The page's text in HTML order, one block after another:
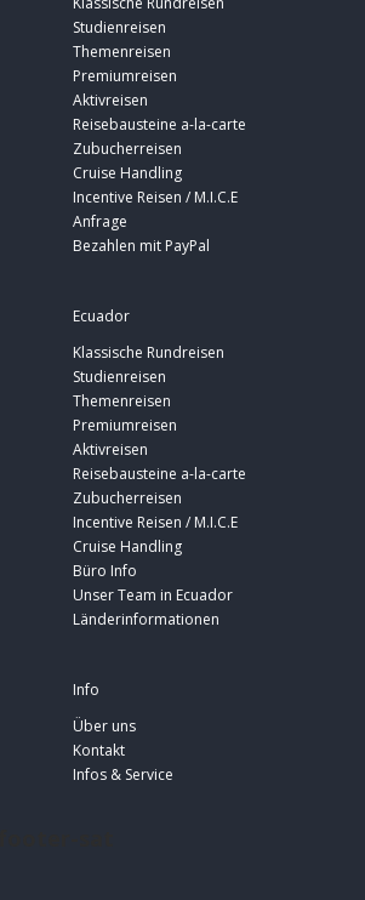
Studienreisen
Themenreisen
Premiumreisen
Aktivreisen
Reisebausteine a-la-carte
Zubucherreisen
Cruise Handling
Incentive Reisen / M.I.C.E
Anfrage
Bezahlen mit PayPal
Ecuador
Klassische Rundreisen
Studienreisen
Themenreisen
Premiumreisen
Aktivreisen
Reisebausteine a-la-carte
Zubucherreisen
Incentive Reisen / M.I.C.E
Cruise Handling
Büro Info
Unser Team in Ecuador
Länderinformationen
Info
Über uns
Kontakt
Infos & Service